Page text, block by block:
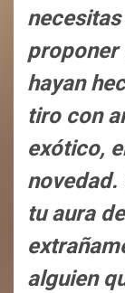
proponer
hayan
tiro con
exótico,
novedad.
tu aura
alguien